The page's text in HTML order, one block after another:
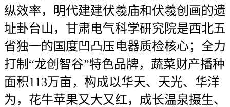
纵效率，明代建建伏羲庙和伏羲创画的遗
址卦台山，甘肃电气科学研究院是西北五
省独一的国度凹凸压电器质检核心；全力
打制“龙创智谷”特色品牌，蔬菜财产播种
面积113万亩，构成以华天、天光、华洋
为，花牛苹果又大又红，成长温泉摄生、